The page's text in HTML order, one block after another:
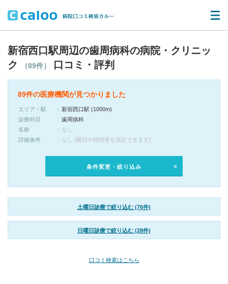
新宿西口駅周辺の歯周病科の病院・クリニッ
ク
（89件） 口コミ・評判
89件の医療機関が見つかりました
エリア・駅
新宿西口駅 (1000m)
診療科目
歯周病科
名称
なし
詳細条件
なし (曜日や時間帯を指定できます)
条件変更・絞り込み
土曜日診療で絞り込む (76件)
日曜日診療で絞り込む (28件)
口コミ検索はこちら